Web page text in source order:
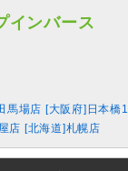
インバース
馬場店 [大阪府]日本橋1
店 [北海道]札幌店